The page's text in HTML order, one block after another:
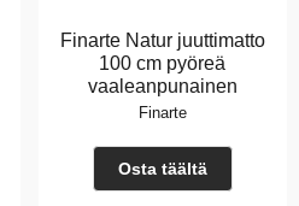
Finarte Natur juuttimatto
100 cm pyöreä
vaaleanpunainen
Finarte
Osta täältä